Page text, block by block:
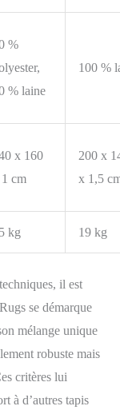
%
% laine
100 %
x 160
cm
200 x
x 1,5
kg 19 kg
il est
se démarque
mélange unique
robuste mais
critères lui
à d’autres tapis